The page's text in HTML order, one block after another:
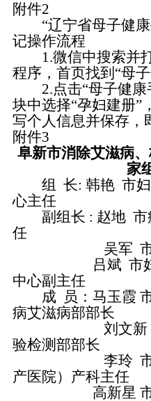
附件2
“辽宁省母子健康
记操作流程
1.微信中搜索并打
程序，首页找到“母
2.点击“母子健康
块中选择“孕妇建册”
写个人信息并保存，
附件3
阜新市消除艾滋病
家
组 长: 韩艳 市妇
心主任
副组长 : 赵地 市
任
吴军 市传染
吕斌 市妇幼
中心副主任
成 员：马玉霞 市
病艾滋病部部长
刘文新 市疾
验检测部部长
李玲 市第二
产医院）产科主任
高新星 市第